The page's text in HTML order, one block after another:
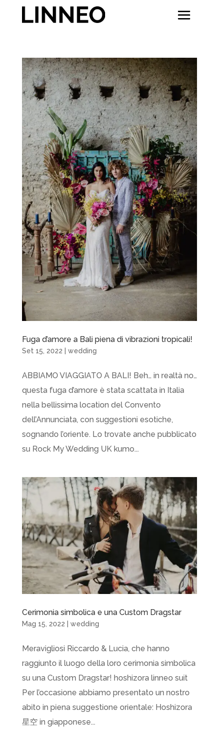
Fuga d’amore a Bali piena di vibrazioni tropicali!
Set 15, 2022 | wedding
ABBIAMO VIAGGIATO A BALI! Beh… in realtà no…
questa fuga d’amore è stata scattata in Italia
nella bellissima location del Convento
dell’Annunciata, con suggestioni esotiche,
sognando l’oriente. Lo trovate anche pubblicato
su Rock My Wedding UK kumo...
Cerimonia simbolica e una Custom Dragstar
Mag 15, 2022 | wedding
Meravigliosi Riccardo & Lucia, che hanno
raggiunto il luogo della loro cerimonia simbolica
su una Custom Dragstar! hoshizora linneo suit
Per l’occasione abbiamo presentato un nostro
abito in piena suggestione orientale: Hoshizora
星空 in giapponese...